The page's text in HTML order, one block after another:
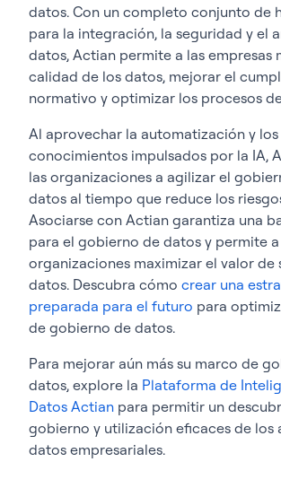
datos. Con un completo conjunto de
para la integración, la seguridad y el
datos, Actian permite a las empresas
calidad de los datos, mejorar el
normativo y optimizar los procesos
Al aprovechar la automatización y los
conocimientos impulsados por la IA,
las organizaciones a agilizar el
datos al tiempo que reduce los
Asociarse con Actian garantiza una
para el gobierno de datos y permite a
organizaciones maximizar el valor de
datos. Descubra cómo crear una
preparada para el futuro para
de gobierno de datos.
Para mejorar aún más su marco de
datos, explore la Plataforma de
Datos Actian para permitir un
gobierno y utilización eficaces de los
datos empresariales.